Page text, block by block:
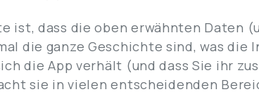
ist, dass die oben erwähnten Daten
die ganze Geschichte sind, was die
die App verhält (und dass Sie ihr
sie in vielen entscheidenden